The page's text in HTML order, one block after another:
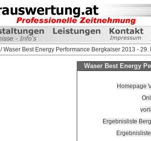
/ Waser Best Energy Performance Bergkaiser 2013 - 29.
Waser Best Energy
Homepage
Ergebnisliste